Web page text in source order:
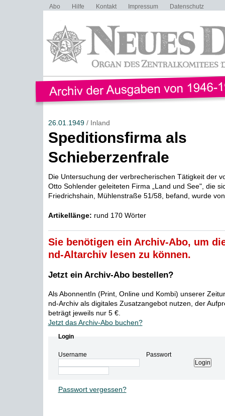
Abo Hilfe Kontakt Impressum Datenschutz
26.01.1949/ Inland
Speditionsfirma als
Schieberzenfrale
Die Untersuchung der verbrecherischen Tätigkeit der
Otto Sohlender geleiteten Firma „Land und See", die
Friedrichshain, Mühlenstraße 51/58, befand, wurde
Artikellänge: rund 170 Wörter
Sie benötigen ein Archiv-Abo, um
nd-Altarchiv lesen zu können.
Jetzt ein Archiv-Abo bestellen?
Als AbonnentIn (Print, Online und Kombi) unserer
nd-Archiv als digitales Zusatzangebot nutzen, der
beträgt jeweils nur 5 €.
Jetzt das Archiv-Abo buchen?
Login
Username Passwort
Passwort vergessen?